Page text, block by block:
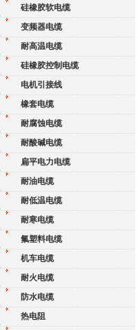
硅橡胶软电缆
变频器电缆
耐高温电缆
硅橡胶控制电缆
电机引接线
橡套电缆
耐腐蚀电缆
耐酸碱电缆
扁平电力电缆
耐油电缆
耐低温电缆
耐寒电缆
氟塑料电缆
机车电缆
耐火电缆
防水电缆
热电阻